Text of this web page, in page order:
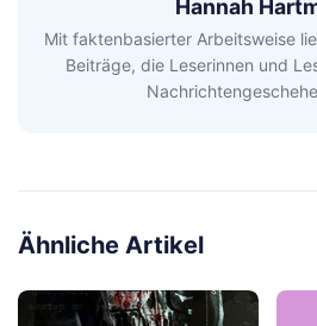
Hannah
Mit faktenbasierter Arbeitsweise
Beiträge, die Leserinnen und
Ähnliche Artikel